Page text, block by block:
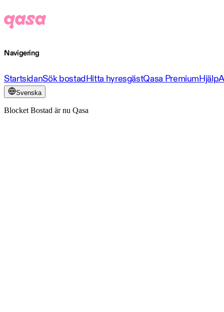
Navigering
StartsidanSök bostadHitta hyresgästQasa PremiumHjälp
Svenska
Blocket Bostad är nu Qasa